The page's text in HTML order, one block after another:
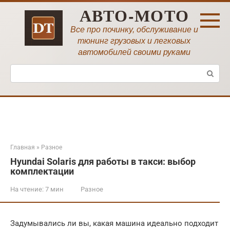
Перейти
АВТО-МОТО
Все про починку, обслуживание и
тюнинг грузовых и легковых
автомобилей своими руками
Поиск:
Главная » Разное
Hyundai Solaris для работы в такси: выбор
комплектации
На чтение: 7 мин Разное
Задумывались ли вы, какая машина идеально подходит